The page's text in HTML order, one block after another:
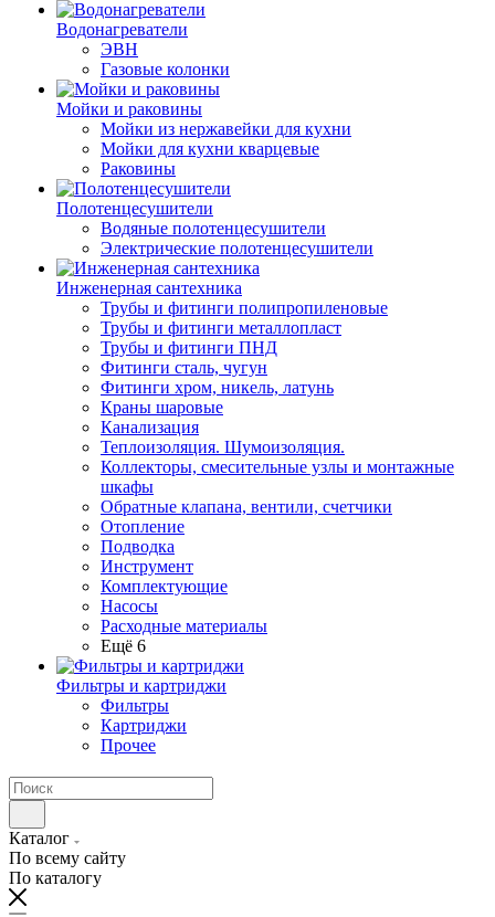
Водонагреватели
ЭВН
Газовые колонки
Мойки и раковины
Мойки из нержавейки для кухни
Мойки для кухни кварцевые
Раковины
Полотенцесушители
Водяные полотенцесушители
Электрические полотенцесушители
Инженерная сантехника
Трубы и фитинги полипропиленовые
Трубы и фитинги металлопласт
Трубы и фитинги ПНД
Фитинги сталь, чугун
Фитинги хром, никель, латунь
Краны шаровые
Канализация
Теплоизоляция. Шумоизоляция.
Коллекторы, смесительные узлы и монтажные
шкафы
Обратные клапана, вентили, счетчики
Отопление
Подводка
Инструмент
Комплектующие
Насосы
Расходные материалы
Ещё 6
Фильтры и картриджи
Фильтры
Картриджи
Прочее
Каталог
По всему сайту
По каталогу